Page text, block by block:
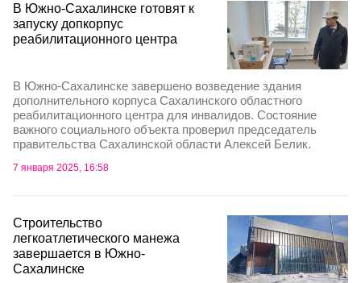
В Южно-Сахалинске готовят к
запуску допкорпус
реабилитационного центра
В Южно-Сахалинске завершено возведение здания
дополнительного корпуса Сахалинского областного
реабилитационного центра для инвалидов. Состояние
важного социального объекта проверил председатель
правительства Сахалинской области Алексей Белик.
7 января 2025, 16:58
Строительство
легкоатлетического манежа
завершается в Южно-
Сахалинске